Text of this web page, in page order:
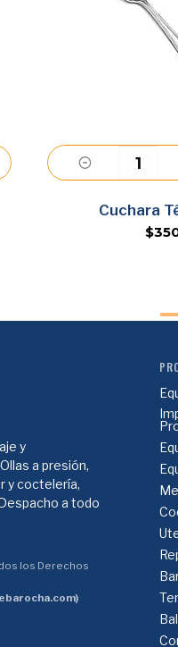
Cuchara
y
a presión,
y coctelería,
a todo
los Derechos